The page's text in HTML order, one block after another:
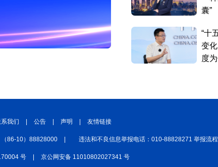
我们 公告 声明 友情链接
（86-10）88828000 违法和不良信息举报电话：010-88828271 举报流程
号 京公网安备 11010802027341 号